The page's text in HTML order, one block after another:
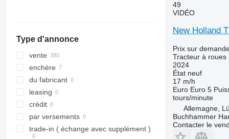
6120
8740
Type d'annonce
vente
enchère
du fabricant
leasing
crédit
par versements
trade-in ( échange avec supplément )
49
VIDÉO
New Holland
Prix sur
Tracteur à roues
2024
Étatneuf
17 m/h
Euro Euro 5
tours/minute
Allemagne,
Buchhammer
Contacter le